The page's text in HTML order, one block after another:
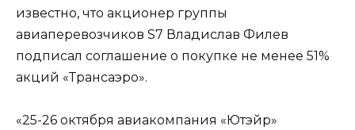
известно, что акционер группы
авиаперевозчиков S7 Владислав Филев
подписал соглашение о покупке не менее 51%
акций «Трансаэро».
«25-26 октября авиакомпания «Ютэйр»